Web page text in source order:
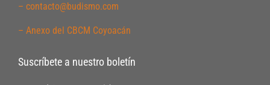
– contacto@budismo.com
– Anexo del CBCM Coyoacán
Suscríbete a nuestro boletín